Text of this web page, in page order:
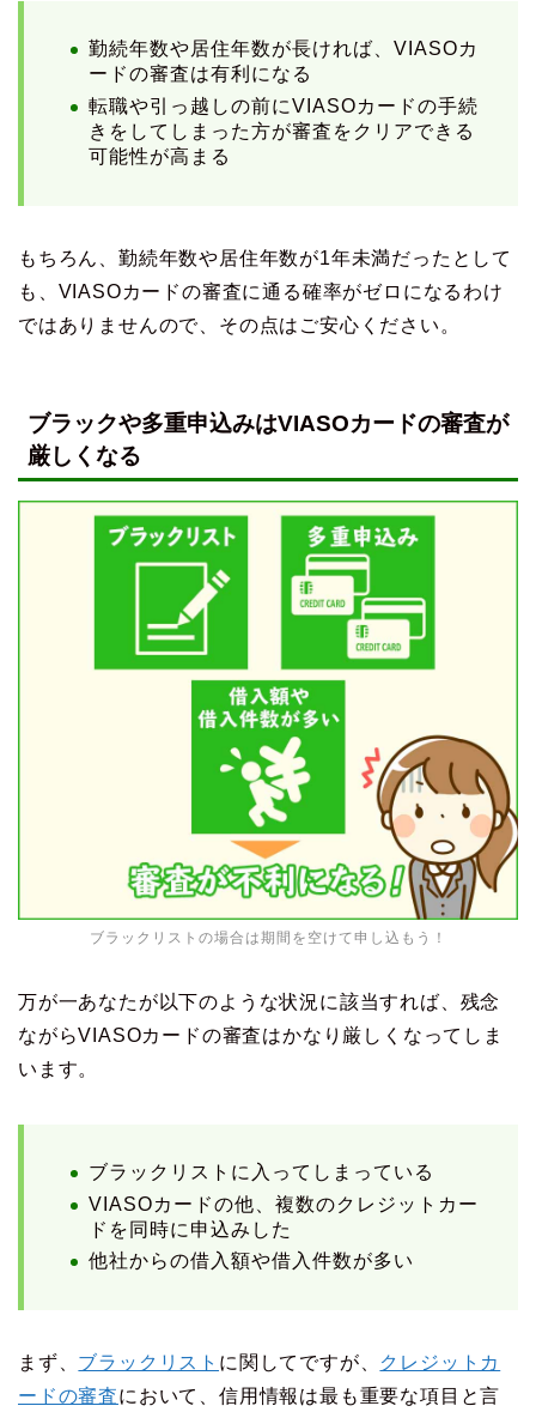
勤続年数や居住年数が長ければ、VIASOカ
ードの審査は有利になる
転職や引っ越しの前にVIASOカードの手続
きをしてしまった方が審査をクリアできる
可能性が高まる
もちろん、勤続年数や居住年数が1年未満だったとして
も、VIASOカードの審査に通る確率がゼロになるわけ
ではありませんので、その点はご安心ください。
ブラックや多重申込みはVIASOカードの審査が
厳しくなる
ブラックリストの場合は期間を空けて申し込もう！
万が一あなたが以下のような状況に該当すれば、残念
ながらVIASOカードの審査はかなり厳しくなってしま
います。
ブラックリストに入ってしまっている
VIASOカードの他、複数のクレジットカー
ドを同時に申込みした
他社からの借入額や借入件数が多い
まず、 ブラックリスト に関してですが、 クレジットカ
ードの審査において、信用情報は最も重要な項目と言